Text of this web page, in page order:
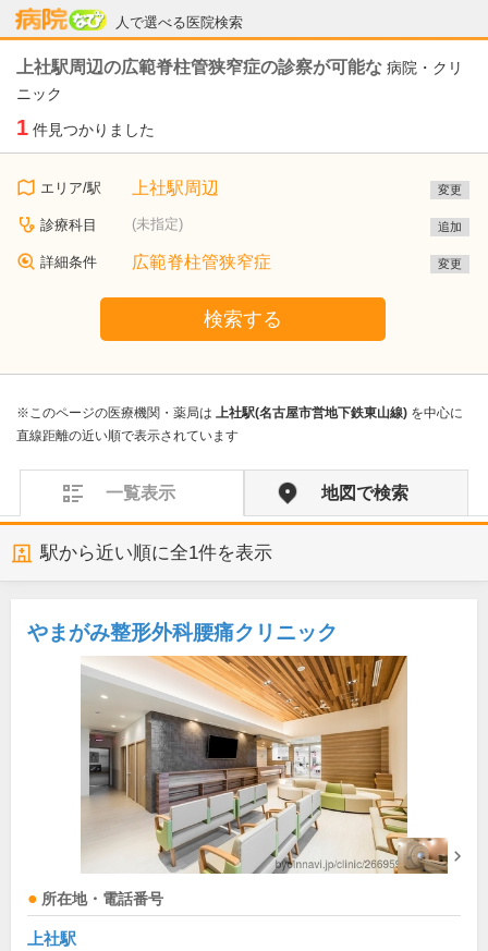
人で選べる医院検索
病院なび
上社駅周辺の広範脊柱管狭窄症の診察が可能な 病院・クリ
ニック
1 件見つかりました
エリア/駅 上社駅周辺 変更
診療科目 (未指定) 追加
詳細条件 広範脊柱管狭窄症 変更
検索する
※このページの医療機関・薬局は 上社駅(名古屋市営地下鉄東山線) を中心に
直線距離の近い順で表示されています
一覧表示 地図で検索
駅から近い順に全1件を表示
やまがみ整形外科腰痛クリニック
所在地・電話番号
上社駅